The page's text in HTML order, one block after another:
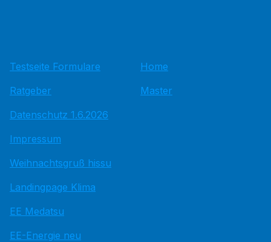
Testseite Formulare
Ratgeber
Datenschutz 1.6.2026
Impressum
Weihnachtsgruß hissu
Landingpage Klima
EE Medatsu
EE-Energie neu
Home
Master